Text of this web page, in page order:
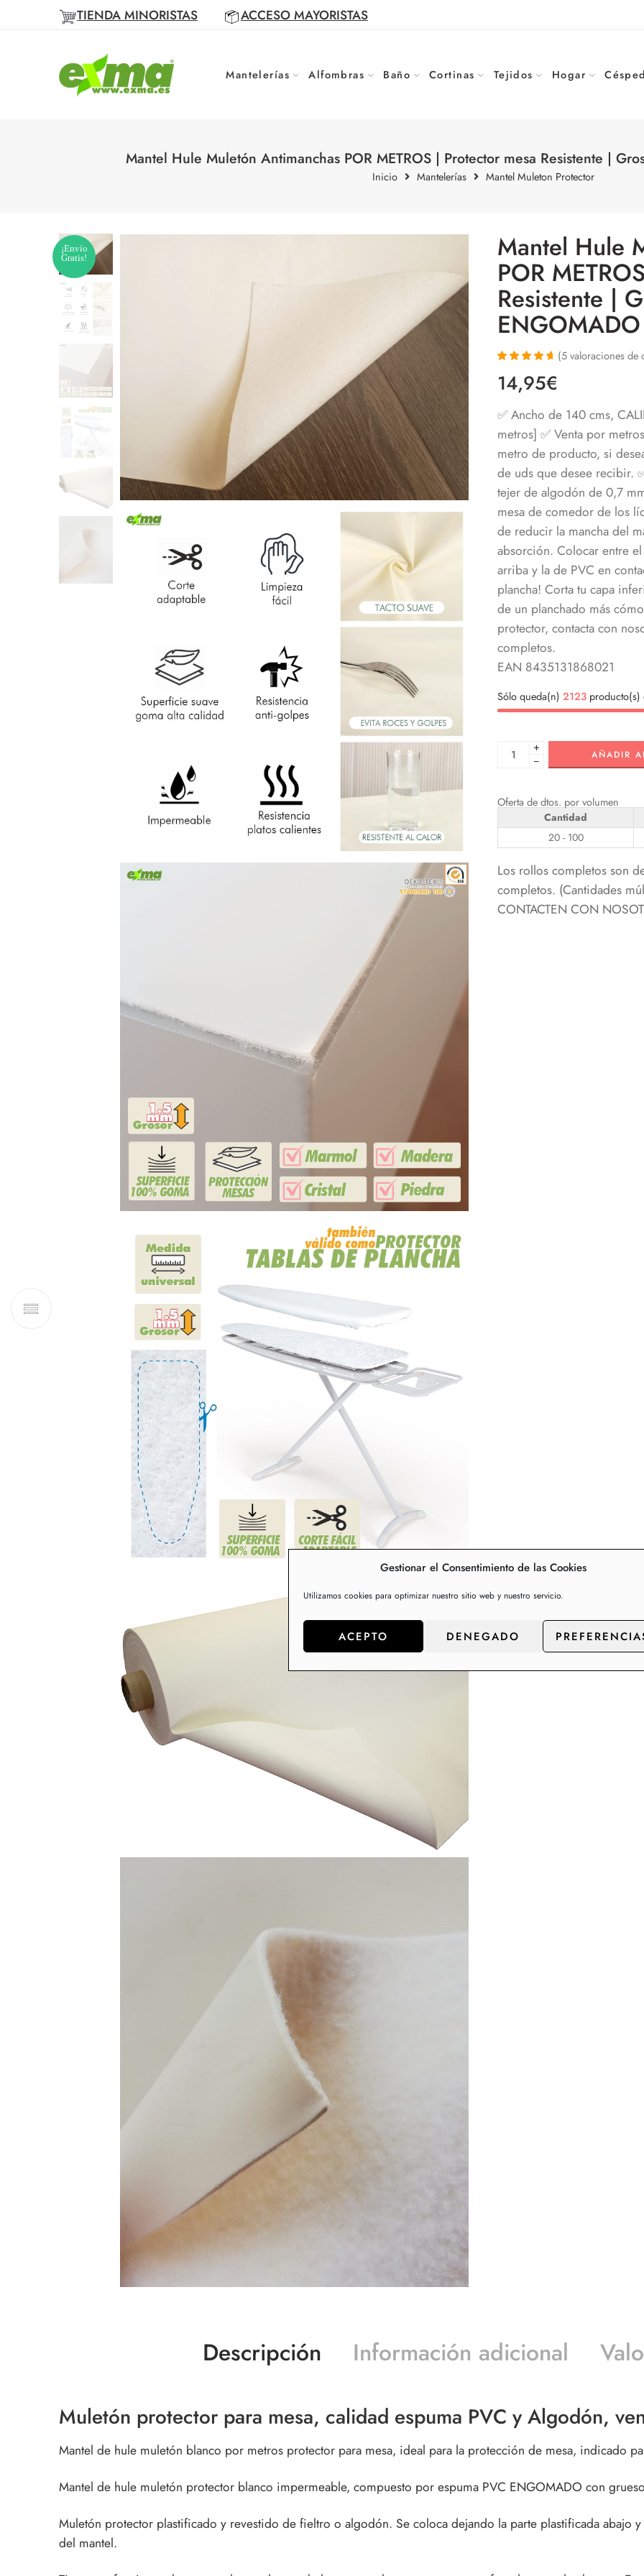
Gestionar el Consentimiento de las Cookies
Utilizamos cookies para optimizar nuestro sitio web y nuestro servicio.
ACEPTO DENEGADO
TIENDA MINORISTAS ACCESO MAYORISTAS
Mantelerías Alfombras Baño Cortinas Tejidos Hogar
Mantel Hule Muletón Antimanchas POR METROS | Protector mesa Resistente |
Inicio Mantelerías Mantel Muleton Protector
¡Envío
Gratis!
Mantel Hule
POR
Resistente |
4.80
de 5 en
base a
de clientes
(5valoraciones de
14,95€
✅ Ancho de 140 cms,
metros] ✅ Venta por
metro de producto, si
de uds que desee recibir.
tejer de algodón de 0,7
mesa de comedor de los
de reducir la mancha del
absorción. Colocar entre
arriba y la de PVC en
plancha! Corta tu capa
de un planchado más
protector, contacta con
completos.
EAN 8435131868021
Sólo queda(n) 2123 producto(s)
+
−
AÑADIR
Oferta de dtos. por volumen
Cantidad
20 - 100
Los rollos completos son
completos. (Cantidades
CONTACTEN CON
Descripción Información adicional
Muletón protector para mesa, calidad espuma PVC y Algodón,
Mantel de hule muletón blanco por metros protector para mesa, ideal para la protección de mesa, indicado
Mantel de hule muletón protector blanco impermeable, compuesto por espuma PVC ENGOMADO con
Muletón protector plastificado y revestido de fieltro o algodón. Se coloca dejando la parte plastificada abajo
del mantel.